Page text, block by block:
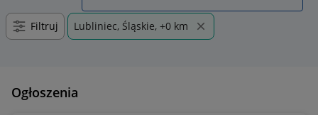
Filtruj Lubliniec, Śląskie, +0 km
Ogłoszenia